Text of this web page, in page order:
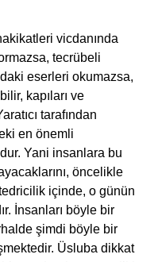
vicdanında
tecrübeli
eserleri okumazsa,
kapıları ve
tarafından
en önemli
Yani insanlara bu
öncelikle
içinde, o günün
İnsanları böyle bir
şimdi böyle bir
Üsluba dikkat